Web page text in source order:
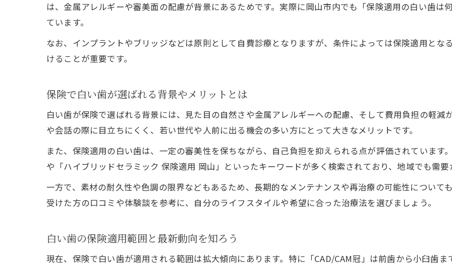
白い歯の保険活用で納得の結果を得る方法
白い歯を保険で手に入れた実例と体験談
は、金属アレルギーや審美面の配慮が背景にあるためです。実際に岡山市内でも「保険適用の白い歯は
ています。
なお、インプラントやブリッジなどは原則として自費診療となりますが、条件によっては保険適用とな
けることが重要です。
保険で白い歯が選ばれる背景やメリットとは
白い歯が保険で選ばれる背景には、見た目の自然さや金属アレルギーへの配慮、そして費用負担の軽減
や会話の際に目立ちにくく、若い世代や人前に出る機会の多い方にとって大きなメリットです。
また、保険適用の白い歯は、一定の審美性を保ちながら、自己負担を抑えられる点が評価されています
や「ハイブリッドセラミック 保険適用 岡山」といったキーワードが多く検索されており、地域でも需要
一方で、素材の耐久性や色調の限界などもあるため、長期的なメンテナンスや再治療の可能性について
受けた方の口コミや体験談を参考に、自分のライフスタイルや希望に合った治療法を選びましょう。
白い歯の保険適用範囲と最新動向を知ろう
現在、保険で白い歯が適用される範囲は拡大傾向にあります。特に「CAD/CAM冠」は前歯から小臼歯